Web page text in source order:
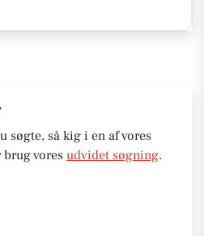
søgte, så kig i en af vores
vores udvidet søgning.